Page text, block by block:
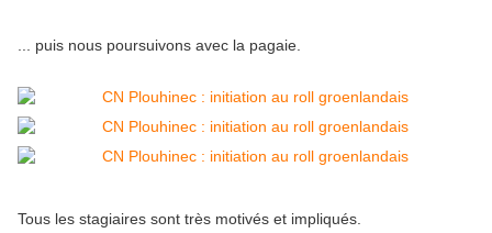
... puis nous poursuivons avec la pagaie.
Tous les stagiaires sont très motivés et impliqués.